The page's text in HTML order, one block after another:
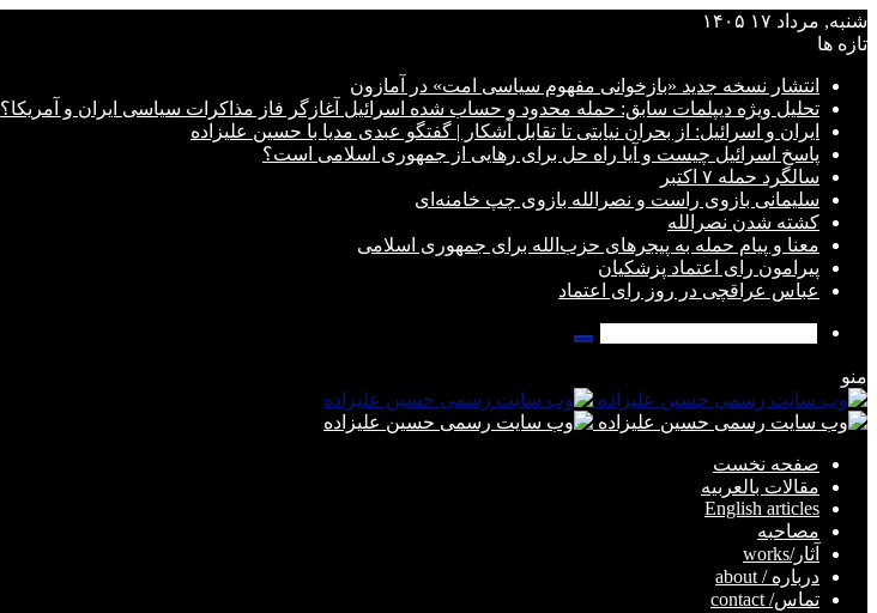
شنبه, مرداد ۱۷ ۱۴۰۵
تازه ها
انتشار نسخه جدید «بازخوانی مفهوم سیاسی امت» در آمازون
تحلیل ویژه دیپلمات سابق: حمله محدود و حساب شده اسرائیل آغازگر فاز مذاکرات سیاسی ایران و آمریکا؟
ایران و اسرائیل: از بحران نیابتی تا تقابل آشکار | گفتگو عبدی مدیا با حسین علیزاده
پاسخ اسرائیل چیست و آیا راه حل برای رهایی از جمهوری اسلامی است؟
سالگرد حمله ۷ اکتبر
سلیمانی بازوی راست و نصرالله بازوی چپ خامنه‌ای
کشته شدن نصرالله
معنا و پیام حمله به پیجرهای حزب‌الله برای جمهوری اسلامی
پیرامون رای اعتماد پزشکیان
عباس عراقچی در روز رای اعتماد
جستجو
منو
صفحه نخست
مقالات بالعربیه
English articles
مصاحبه
آثار/works
درباره / about
تماس/ contact